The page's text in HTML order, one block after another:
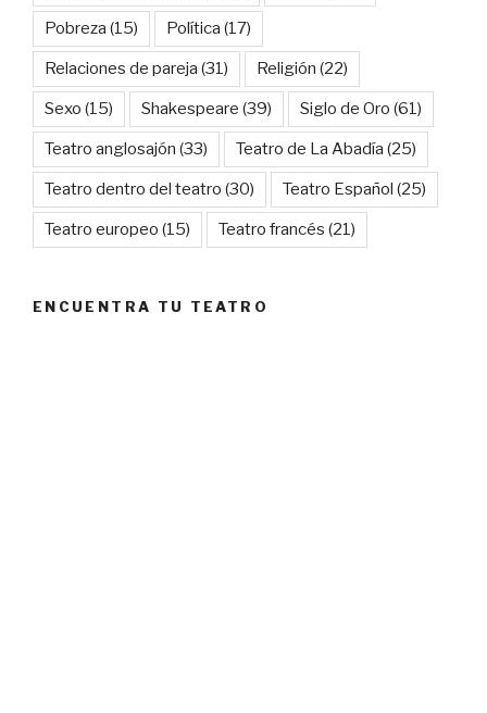
Pobreza (15) Política (17)
Relaciones de pareja (31) Religión (22)
Sexo (15) Shakespeare (39) Siglo de Oro (61)
Teatro anglosajón (33) Teatro de La Abadía (25)
Teatro dentro del teatro (30) Teatro Español (25)
Teatro europeo (15) Teatro francés (21)
ENCUENTRA TU TEATRO